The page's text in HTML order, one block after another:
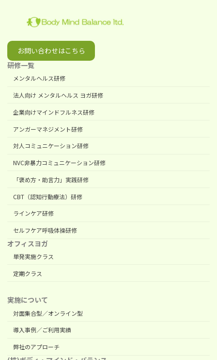
お問い合わせはこちら
研修一覧
メンタルヘルス研修
法人向け メンタルヘルス ヨガ研修
企業向けマインドフルネス研修
アンガーマネジメント研修
対人コミュニケーション研修
NVC非暴力コミュニケーション研修
「褒め方・助言力」実践研修
CBT（認知行動療法）研修
ラインケア研修
セルフケア呼吸体操研修
オフィスヨガ
単発実施クラス
定期クラス
実施について
対面集合型／オンライン型
導入事例／ご利用実績
弊社のアプローチ